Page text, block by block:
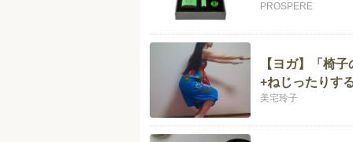
PROSPERE
【ヨガ】「椅
+ねじったりす
美宅玲子